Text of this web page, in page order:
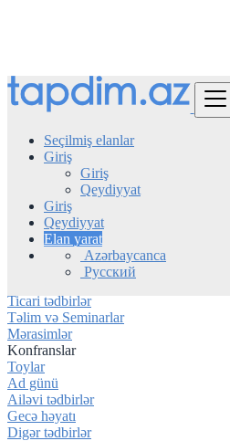
Seçilmiş elanlar
Giriş
Giriş
Qeydiyyat
Giriş
Qeydiyyat
Elan yarat
Azərbaycanca
Русский
Tap
Azerbaijan
Tədbirlər
Konfranslar
Konsertlər və Festivallar
Şəbəkə və Görüşlər
İdman və açıq hava tədbirləri
Ticari tədbirlər
Təlim və Seminarlar
Mərasimlər
Konfranslar
Toylar
Ad günü
Ailəvi tədbirlər
Gecə həyatı
Digər tədbirlər